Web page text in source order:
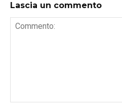
Lascia un commento